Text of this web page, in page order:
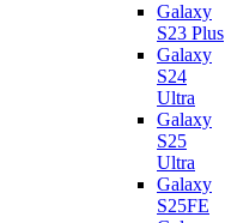
Galaxy
S23 Plus
Galaxy
S24
Ultra
Galaxy
S25
Ultra
Galaxy
S25FE